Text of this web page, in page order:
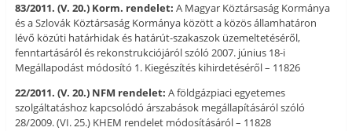
83/2011. (V. 20.) Korm. rendelet: A Magyar Köztársaság Kormánya
és a Szlovák Köztársaság Kormánya között a közös államhatáron
lévő közúti határhidak és határút-szakaszok üzemeltetéséről,
fenntartásáról és rekonstrukciójáról szóló 2007. június 18-i
Megállapodást módosító 1. Kiegészítés kihirdetéséről – 11826
22/2011. (V. 20.) NFM rendelet: A földgázpiaci egyetemes
szolgáltatáshoz kapcsolódó árszabások megállapításáról szóló
28/2009. (VI. 25.) KHEM rendelet módosításáról – 11828